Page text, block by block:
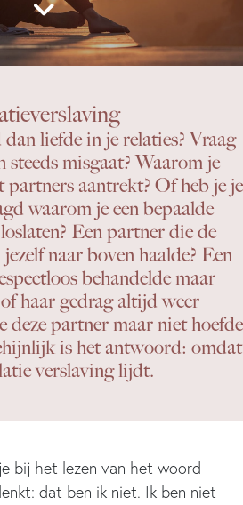
liefde in je relaties? Vraag
steeds misgaat? Waarom je
partners aantrekt? Of heb je je
waarom je een bepaalde
Een partner die de
naar boven haalde? Een
behandelde maar
haar gedrag altijd weer
deze partner maar niet hoefde
is het antwoord: omdat
verslaving lijdt.
bij het lezen van het woord
dat ben ik niet. Ik ben niet